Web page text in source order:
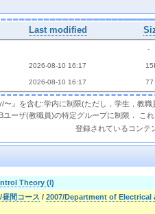
Last modified
  -
2026-08-10 16:17
2026-08-10 16:17 77
〜』を含む:学内に制限(ただし，学生，教
ユーザ(教職員)の特定グループに制限． こ
登録されているコンテ
Theory (I)
間コース / 2007/Department of